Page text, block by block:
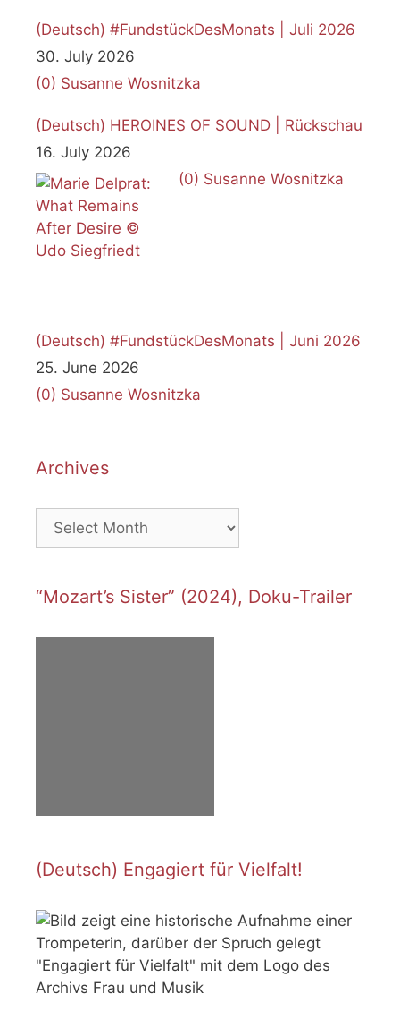
(Deutsch) #FundstückDesMonats | Juli 2026
30. July 2026
(0) Susanne Wosnitzka
(Deutsch) HEROINES OF SOUND | Rückschau
16. July 2026
(0) Susanne Wosnitzka
(Deutsch) #FundstückDesMonats | Juni 2026
25. June 2026
(0) Susanne Wosnitzka
Archives
Archives
“Mozart’s Sister” (2024), Doku-Trailer
(Deutsch) Engagiert für Vielfalt!